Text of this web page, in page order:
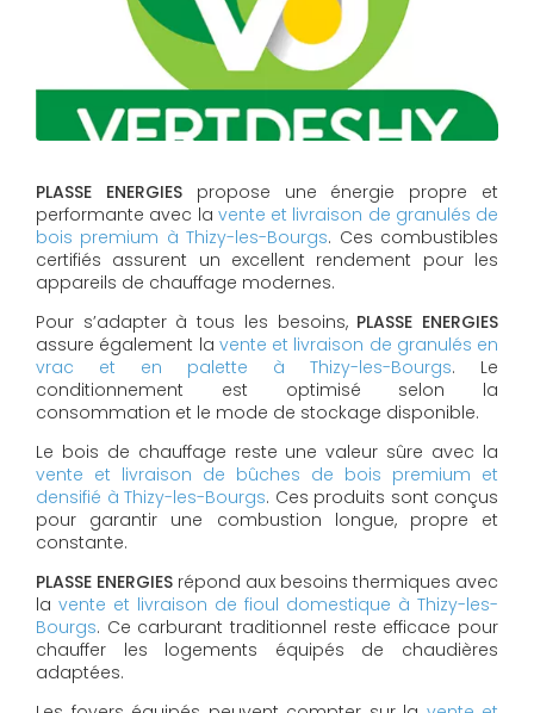
PLASSE ENERGIESpropose une énergie propre et
performante avec la vente et livraison de granulés de
bois premium à Thizy-les-Bourgs. Ces combustibles
certifiés assurent un excellent rendement pour les
appareils de chauffage modernes.
Pour s’adapter à tous les besoins, PLASSE ENERGIES
assure également la vente et livraison de granulés en
vrac et en palette à Thizy-les-Bourgs. Le
conditionnement est optimisé selon la
consommation et le mode de stockage disponible.
Le bois de chauffage reste une valeur sûre avec la
vente et livraison de bûches de bois premium et
densifié à Thizy-les-Bourgs. Ces produits sont conçus
pour garantir une combustion longue, propre et
constante.
PLASSE ENERGIES répond aux besoins thermiques avec
la vente et livraison de fioul domestique à Thizy-les-
Bourgs. Ce carburant traditionnel reste efficace pour
chauffer les logements équipés de chaudières
adaptées.